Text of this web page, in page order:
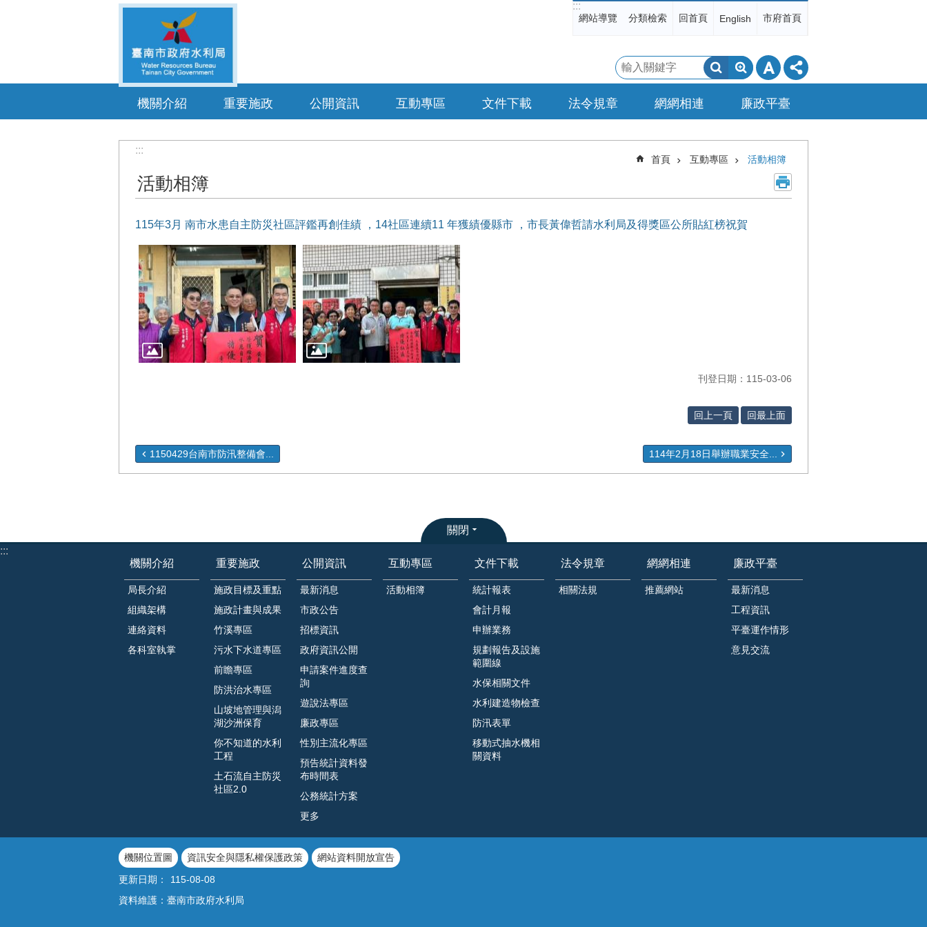
:::
網站導覽 分類檢索 回首頁 English 市府首頁
搜
尋
機關介紹 重要施政 公開資訊 互動專區 文件下載 法令規章 網網相連 廉政平臺
:::
首頁 互動專區 活動相簿
活動相簿
115年3月 南市水患自主防災社區評鑑再創佳績 ，14社區連續11 年獲績優縣市 ，市長黃偉哲請水利局及得獎區公所貼紅榜祝賀
刊登日期：115-03-06
回上一頁 回最上面
1150429台南市防汛整備會... 114年2月18日舉辦職業安全...
關閉
:::
機關介紹
局長介紹
組織架構
連絡資料
各科室執掌
重要施政
施政目標及重點
施政計畫與成果
竹溪專區
污水下水道專區
前瞻專區
防洪治水專區
山坡地管理與潟
湖沙洲保育
你不知道的水利
工程
土石流自主防災
社區2.0
公開資訊
最新消息
市政公告
招標資訊
政府資訊公開
申請案件進度查
詢
遊說法專區
廉政專區
性別主流化專區
預告統計資料發
布時間表
公務統計方案
更多
互動專區
活動相簿
文件下載
統計報表
會計月報
申辦業務
規劃報告及設施
範圍線
水保相關文件
水利建造物檢查
防汛表單
移動式抽水機相
關資料
法令規章
相關法規
網網相連
推薦網站
廉政平臺
最新消息
工程資訊
平臺運作情形
意見交流
機關位置圖 資訊安全與隱私權保護政策
網站資料開放宣告
更新日期：
115-08-08
資料維護：臺南市政府水利局